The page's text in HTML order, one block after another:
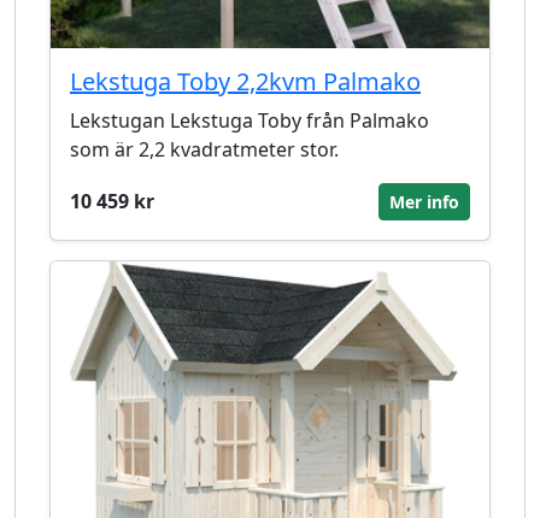
Lekstuga Toby 2,2kvm Palmako
Lekstugan Lekstuga Toby från Palmako
som är 2,2 kvadratmeter stor.
10 459 kr
Mer info